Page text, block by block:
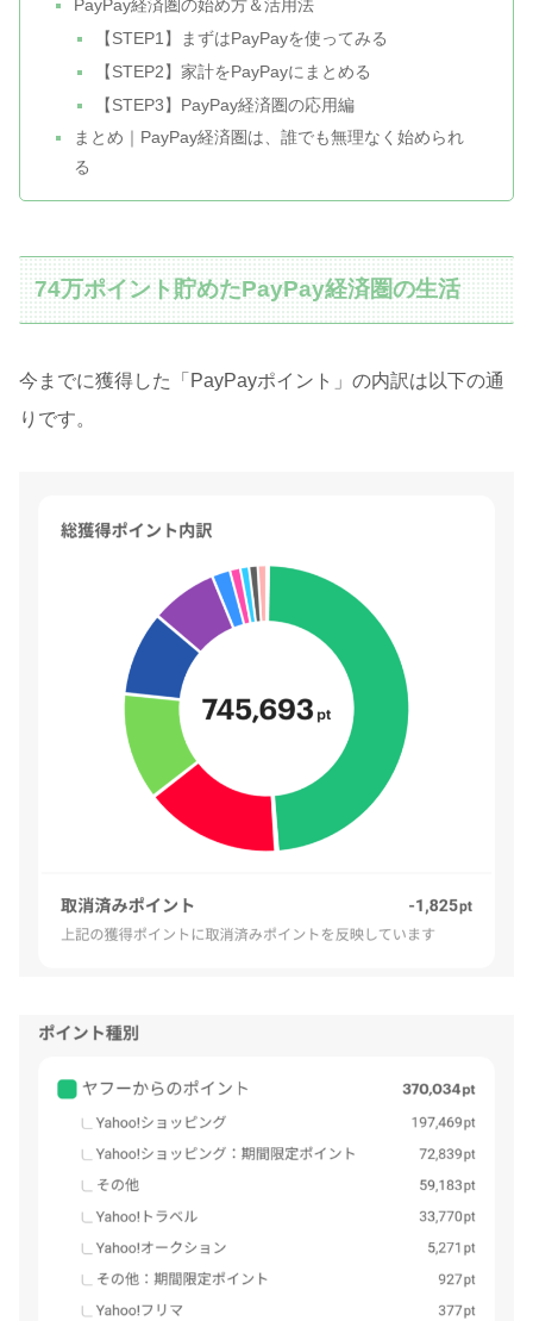
PayPay経済圏の始め方＆活用法
【STEP1】まずはPayPayを使ってみる
【STEP2】家計をPayPayにまとめる
【STEP3】PayPay経済圏の応用編
まとめ｜PayPay経済圏は、誰でも無理なく始められ
る
74万ポイント貯めたPayPay経済圏の生活
今までに獲得した「PayPayポイント」の内訳は以下の通
りです。